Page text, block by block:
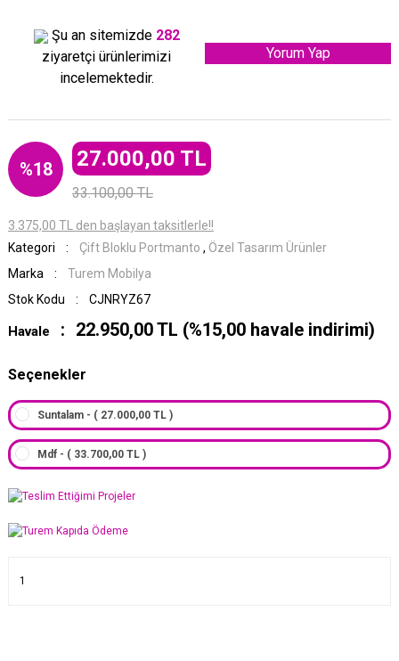
Şu an sitemizde 282
ziyaretçi ürünlerimizi
incelemektedir.
Yorum Yap
%18 27.000,00 TL
33.100,00 TL
3.375,00 TL den başlayan taksitlerle!!
Kategori
Çift Bloklu Portmanto , Özel Tasarım Ürünler
Marka
Turem Mobilya
Stok Kodu
CJNRYZ67
Havale 22.950,00 TL (%15,00 havale indirimi)
Seçenekler
Suntalam - ( 27.000,00 TL )
Mdf - ( 33.700,00 TL )